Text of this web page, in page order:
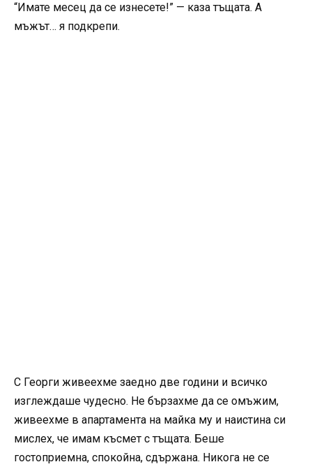
“Имате месец да се изнесете!” — каза тъщата. А
мъжът… я подкрепи.
С Георги живеехме заедно две години и всичко
изглеждаше чудесно. Не бързахме да се омъжим,
живеехме в апартамента на майка му и наистина си
мислех, че имам късмет с тъщата. Беше
гостоприемна, спокойна, сдържана. Никога не се